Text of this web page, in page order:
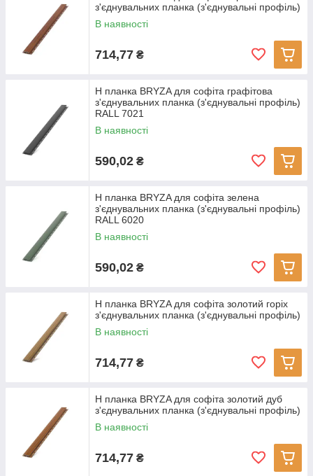
з'єднувальних планка (з'єднувальні профіль)
В наявності
714,77 ₴
H планка BRYZA для софіта графітова
з'єднувальних планка (з'єднувальні профіль)
RALL 7021
В наявності
590,02 ₴
H планка BRYZA для софіта зелена
з'єднувальних планка (з'єднувальні профіль)
RALL 6020
В наявності
590,02 ₴
H планка BRYZA для софіта золотий горіх
з'єднувальних планка (з'єднувальні профіль)
В наявності
714,77 ₴
H планка BRYZA для софіта золотий дуб
з'єднувальних планка (з'єднувальні профіль)
В наявності
714,77 ₴